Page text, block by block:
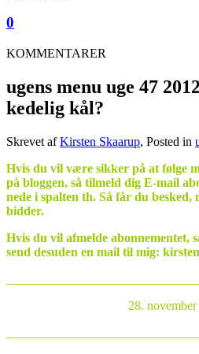
0
KOMMENTARER
ugens menu uge 47
kedelig kål?
Skrevet afKirsten Skaarup, Posted in
Hvis du vil være sikker på at følge
på bloggen, så tilmeld dig E-mail
nede i spalten th. Så får du
bidder.
Hvis du vil afmelde abonnementet,
send desuden en mail til mig:
28.